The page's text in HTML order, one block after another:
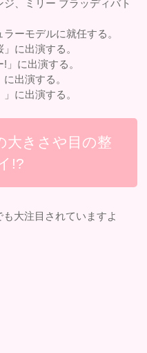
ジ、ミリー ブラッディバト
ーモデルに就任する。
に出演する。
」に出演する。
出演する。
に出演する。
大きさや目の整
!?
大注目されていますよ